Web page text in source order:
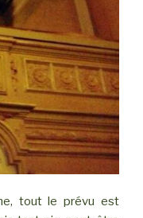
tout le prévu est